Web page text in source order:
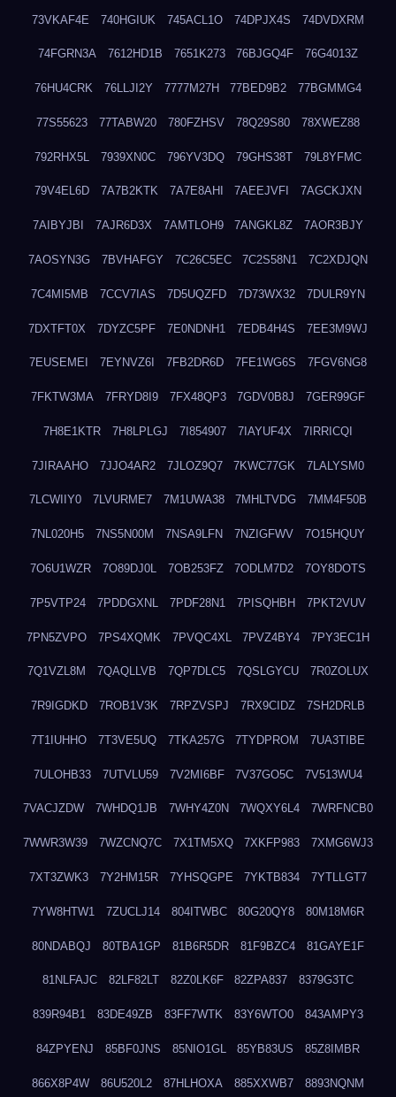
73VKAF4E 740HGIUK 745ACL1O 74DPJX4S 74DVDXRM
74FGRN3A 7612HD1B 7651K273 76BJGQ4F 76G4013Z
76HU4CRK 76LLJI2Y 7777M27H 77BED9B2 77BGMMG4
77S55623 77TABW20 780FZHSV 78Q29S80 78XWEZ88
792RHX5L 7939XN0C 796YV3DQ 79GHS38T 79L8YFMC
79V4EL6D 7A7B2KTK 7A7E8AHI 7AEEJVFI 7AGCKJXN
7AIBYJBI 7AJR6D3X 7AMTLOH9 7ANGKL8Z 7AOR3BJY
7AOSYN3G 7BVHAFGY 7C26C5EC 7C2S58N1 7C2XDJQN
7C4MI5MB 7CCV7IAS 7D5UQZFD 7D73WX32 7DULR9YN
7DXTFT0X 7DYZC5PF 7E0NDNH1 7EDB4H4S 7EE3M9WJ
7EUSEMEI 7EYNVZ6I 7FB2DR6D 7FE1WG6S 7FGV6NG8
7FKTW3MA 7FRYD8I9 7FX48QP3 7GDV0B8J 7GER99GF
7H8E1KTR 7H8LPLGJ 7I854907 7IAYUF4X 7IRRICQI
7JIRAAHO 7JJO4AR2 7JLOZ9Q7 7KWC77GK 7LALYSM0
7LCWIIY0 7LVURME7 7M1UWA38 7MHLTVDG 7MM4F50B
7NL020H5 7NS5N00M 7NSA9LFN 7NZIGFWV 7O15HQUY
7O6U1WZR 7O89DJ0L 7OB253FZ 7ODLM7D2 7OY8DOTS
7P5VTP24 7PDDGXNL 7PDF28N1 7PISQHBH 7PKT2VUV
7PN5ZVPO 7PS4XQMK 7PVQC4XL 7PVZ4BY4 7PY3EC1H
7Q1VZL8M 7QAQLLVB 7QP7DLC5 7QSLGYCU 7R0ZOLUX
7R9IGDKD 7ROB1V3K 7RPZVSPJ 7RX9CIDZ 7SH2DRLB
7T1IUHHO 7T3VE5UQ 7TKA257G 7TYDPROM 7UA3TIBE
7ULOHB33 7UTVLU59 7V2MI6BF 7V37GO5C 7V513WU4
7VACJZDW 7WHDQ1JB 7WHY4Z0N 7WQXY6L4 7WRFNCB0
7WWR3W39 7WZCNQ7C 7X1TM5XQ 7XKFP983 7XMG6WJ3
7XT3ZWK3 7Y2HM15R 7YHSQGPE 7YKTB834 7YTLLGT7
7YW8HTW1 7ZUCLJ14 804ITWBC 80G20QY8 80M18M6R
80NDABQJ 80TBA1GP 81B6R5DR 81F9BZC4 81GAYE1F
81NLFAJC 82LF82LT 82Z0LK6F 82ZPA837 8379G3TC
839R94B1 83DE49ZB 83FF7WTK 83Y6WTO0 843AMPY3
84ZPYENJ 85BF0JNS 85NIO1GL 85YB83US 85Z8IMBR
866X8P4W 86U520L2 87HLHOXA 885XXWB7 8893NQNM